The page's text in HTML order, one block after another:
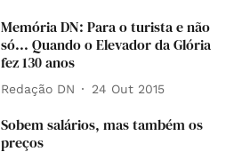
Memória DN: Para o turista e não
só... Quando o Elevador da Glória
fez 130 anos
Redação DN 24 Out 2015
Sobem salários, mas também os
preços